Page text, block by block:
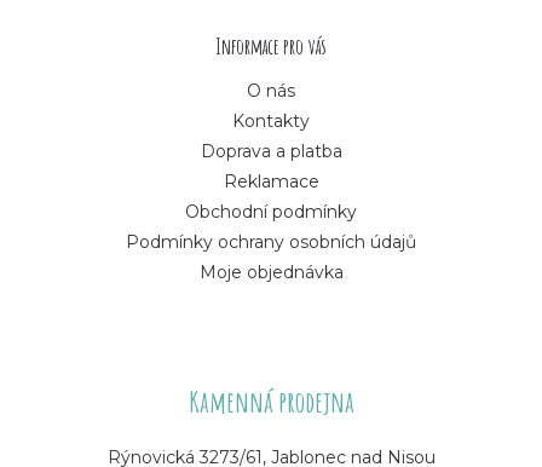
Informace pro vás
O nás
Kontakty
Doprava a platba
Reklamace
Obchodní podmínky
Podmínky ochrany osobních údajů
Moje objednávka
Kamenná prodejna
Rýnovická 3273/61, Jablonec nad Nisou